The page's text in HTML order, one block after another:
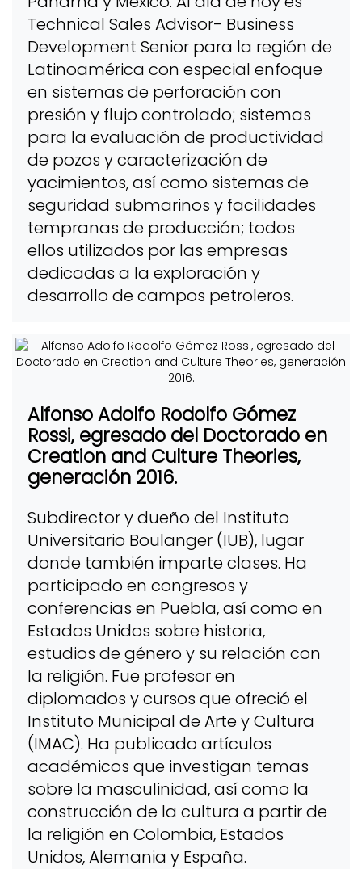
Technical Sales Advisor- Business
Development Senior para la región de
Latinoamérica con especial enfoque
en sistemas de perforación con
presión y flujo controlado; sistemas
para la evaluación de productividad
de pozos y caracterización de
yacimientos, así como sistemas de
seguridad submarinos y facilidades
tempranas de producción; todos
ellos utilizados por las empresas
dedicadas a la exploración y
desarrollo de campos petroleros.
Alfonso Adolfo Rodolfo Gómez
Rossi, egresado del Doctorado en
Creation and Culture Theories,
generación 2016.
Subdirector y dueño del Instituto
Universitario Boulanger (IUB), lugar
donde también imparte clases. Ha
participado en congresos y
conferencias en Puebla, así como en
Estados Unidos sobre historia,
estudios de género y su relación con
la religión. Fue profesor en
diplomados y cursos que ofreció el
Instituto Municipal de Arte y Cultura
(IMAC). Ha publicado artículos
académicos que investigan temas
sobre la masculinidad, así como la
construcción de la cultura a partir de
la religión en Colombia, Estados
Unidos, Alemania y España.